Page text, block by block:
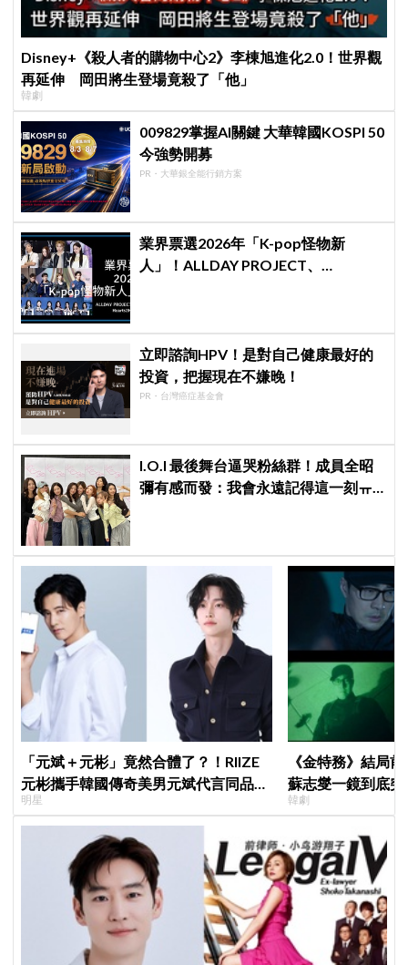
Disney+《殺人者的購物中心2》李棟旭進化2.0！世界觀
再延伸 岡田將生登場竟殺了「他」
韓劇
009829掌握AI關鍵 大華韓國KOSPI 50
今強勢開募
PR・大華銀全能行銷方案
業界票選2026年「K-pop怪物新
人」！ALLDAY PROJECT、
立即諮詢HPV！是對自己健康最好的
投資，把握現在不嫌晚！
PR・台灣癌症基金會
I.O.I 最後舞台逼哭粉絲群！成員全昭
彌有感而發：我會永遠記得這一刻ㅠ
「元斌＋元彬」竟然合體了？！RIIZE
元彬攜手韓國傳奇美男元斌代言同品
牌，韓網瘋喊：兩個帥哥來了！
明星
《金特務》結局
蘇志燮一鏡到底
韓劇